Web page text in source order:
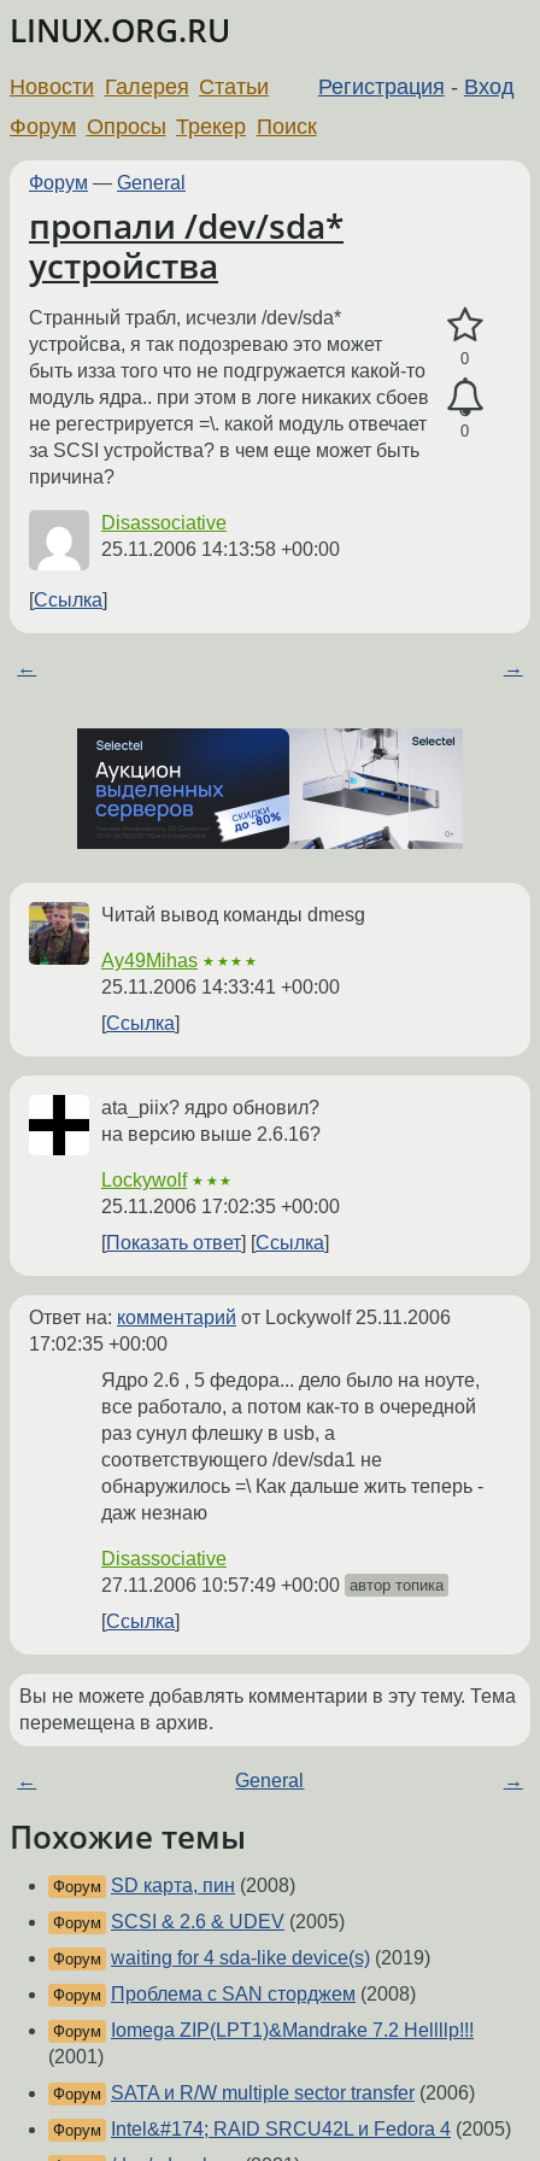
LINUX.ORG.RU
Регистрация - Вход
Новости Галерея Статьи
Форум Опросы Трекер Поиск
Форум — General
пропали /dev/sda*
устройства
0
0
Странный трабл, исчезли /dev/sda*
устройсва, я так подозреваю это может
быть изза того что не подгружается какой-то
модуль ядра.. при этом в логе никаких сбоев
не регестрируется =\. какой модуль отвечает
за SCSI устройства? в чем еще может быть
причина?
Disassociative
25.11.2006 14:13:58 +00:00
Ссылка
← →
Читай вывод команды dmesg
Ay49Mihas ★★★★
25.11.2006 14:33:41 +00:00
Ссылка
ata_piix? ядро обновил?
на версию выше 2.6.16?
Lockywolf ★★★
25.11.2006 17:02:35 +00:00
Показать ответ
Ссылка
Ответ на: комментарий от Lockywolf25.11.2006
17:02:35 +00:00
Ядро 2.6 , 5 федора... дело было на ноуте,
все работало, а потом как-то в очередной
раз сунул флешку в usb, а
соответствующего /dev/sda1 не
обнаружилось =\ Как дальше жить теперь -
даж незнаю
Disassociative
27.11.2006 10:57:49 +00:00 автор топика
Ссылка
Вы не можете добавлять комментарии в эту тему. Тема
перемещена в архив.
← General →
Похожие темы
Форум SD карта, пин (2008)
Форум SCSI & 2.6 & UDEV (2005)
Форум waiting for 4 sda-like device(s) (2019)
Форум Проблема с SAN сторджем (2008)
Форум
Iomega ZIP(LPT1)&Mandrake 7.2 Hellllp!!!
(2001)
Форум SATA и R/W multiple sector transfer (2006)
Форум Intel&#174; RAID SRCU42L и Fedora 4 (2005)